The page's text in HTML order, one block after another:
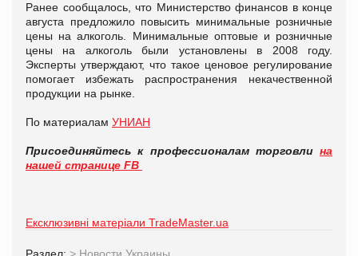
Ранее сообщалось, что Министерство финансов в конце
августа предложило повысить минимальные розничные
цены на алкоголь. Минимальные оптовые и розничные
цены на алкоголь были установлены в 2008 году.
Эксперты утверждают, что такое ценовое регулирование
помогает избежать распространения некачественной
продукции на рынке.
По материалам УНИАН
Присоединяйтесь к профессионалам торговли на
нашей странице FB
Ексклюзивні матеріали TradeMaster.ua